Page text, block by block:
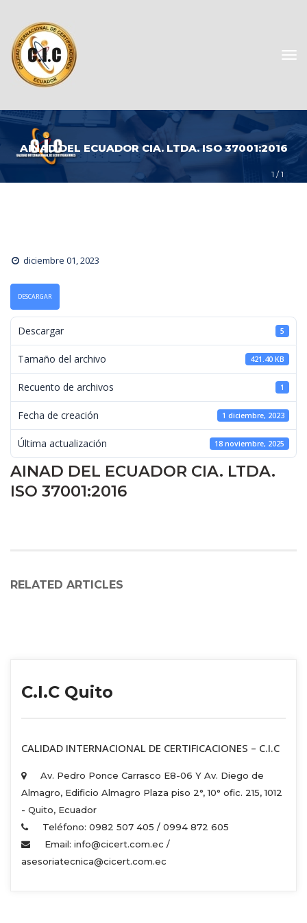
1 / 1
AINAD DEL ECUADOR CIA. LTDA. ISO 37001:2016
diciembre 01, 2023
DESCARGAR
Descargar 5
Tamaño del archivo 421.40 KB
Recuento de archivos 1
Fecha de creación 1 diciembre, 2023
Última actualización 18 noviembre, 2025
AINAD DEL ECUADOR CIA. LTDA.
ISO 37001:2016
RELATED ARTICLES
C.I.C Quito
CALIDAD INTERNACIONAL DE CERTIFICACIONES – C.I.C
Av. Pedro Ponce Carrasco E8-06 Y Av. Diego de
Almagro, Edificio Almagro Plaza piso 2°, 10° ofic. 215, 1012
- Quito, Ecuador
Teléfono: 0982 507 405 / 0994 872 605
Email: info@cicert.com.ec /
asesoriatecnica@cicert.com.ec